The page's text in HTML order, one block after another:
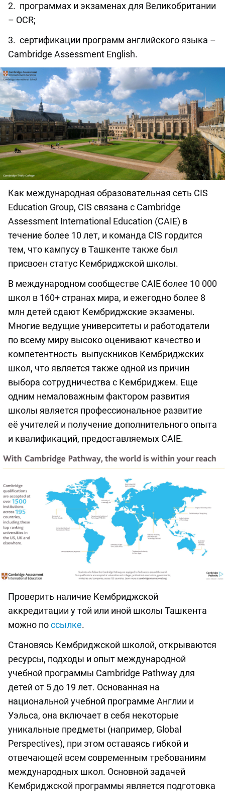
2. программах и экзаменах для Великобритании
– OCR;
3. сертификации программ английского языка –
Cambridge Assessment English.
Как международная образовательная сеть CIS
Education Group, CIS связана с Cambridge
Assessment International Education (CAIE) в
течение более 10 лет, и команда CIS гордится
тем, что кампусу в Ташкенте также был
присвоен статус Кембриджской школы.
В международном сообществе CAIE более 10 000
школ в 160+ странах мира, и ежегодно более 8
млн детей сдают Кембриджские экзамены.
Многие ведущие университеты и работодатели
по всему миру высоко оценивают качество и
компетентность выпускников Кембриджских
школ, что является также одной из причин
выбора сотрудничества с Кембриджем. Еще
одним немаловажным фактором развития
школы является профессиональное развитие
её учителей и получение дополнительного опыта
и квалификаций, предоставляемых CAIE.
Проверить наличие Кембриджской
аккредитации у той или иной школы Ташкента
можно поссылке.
Становясь Кембриджской школой, открываются
ресурсы, подходы и опыт международной
учебной программы Cambridge Pathway для
детей от 5 до 19 лет. Основанная на
национальной учебной программе Англии и
Уэльса, она включает в себя некоторые
уникальные предметы (например, Global
Perspectives), при этом оставаясь гибкой и
отвечающей всем современным требованиям
международных школ. Основной задачей
Кембриджской программы является подготовка